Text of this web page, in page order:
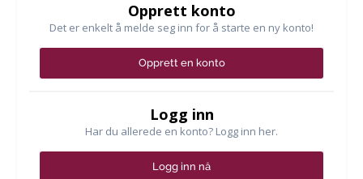
Opprett konto
Det er enkelt å melde seg inn for å starte en ny konto!
Opprett en konto
Logg inn
Har du allerede en konto? Logg inn her.
Logg inn nå